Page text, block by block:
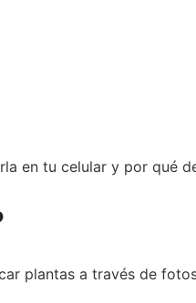
en tu celular y por qué
plantas a través de